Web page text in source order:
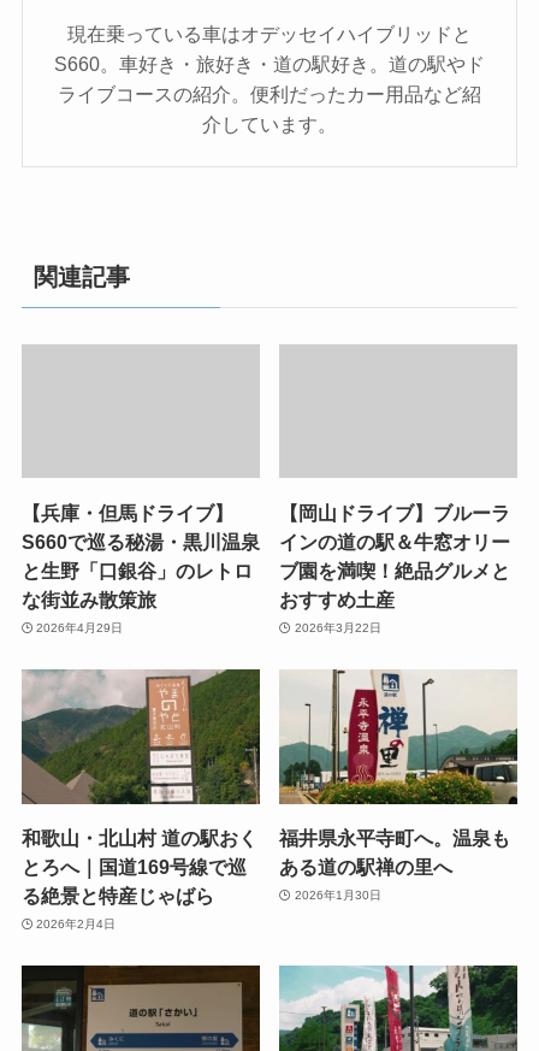
現在乗っている車はオデッセイハイブリッドと
S660。車好き・旅好き・道の駅好き。道の駅やド
ライブコースの紹介。便利だったカー用品など紹
介しています。
関連記事
【兵庫・但馬ドライブ】
S660で巡る秘湯・黒川温泉
と生野「口銀谷」のレトロ
な街並み散策旅
2026年4月29日
【岡山ドライブ】ブルーラ
インの道の駅＆牛窓オリー
ブ園を満喫！絶品グルメと
おすすめ土産
2026年3月22日
和歌山・北山村 道の駅おく
とろへ｜国道169号線で巡
る絶景と特産じゃばら
2026年2月4日
福井県永平寺町へ。温泉も
ある道の駅禅の里へ
2026年1月30日